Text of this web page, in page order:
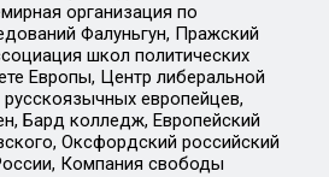
организация по
Фалуньгун, Пражский
школ политических
Европы, Центр либеральной
европейцев,
Бард колледж, Европейский
Оксфордский российский
Компания свободы